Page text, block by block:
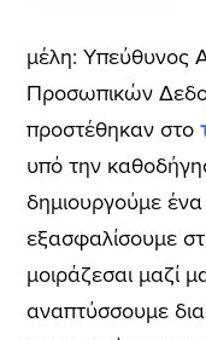
μέλη: Υπεύθυνος
Προσωπικών
προστέθηκαν στο
υπό την
δημιουργούμε
εξασφαλίσουμε
μοιράζεσαι μαζί
αναπτύσσουμε